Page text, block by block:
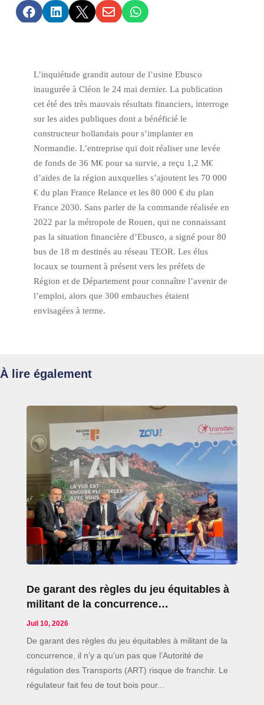
    
L’inquiétude grandit autour de l’usine Ebusco
inaugurée à Cléon le 24 mai dernier. La publication
cet été des très mauvais résultats financiers, interroge
sur les aides publiques dont a bénéficié le
constructeur hollandais pour s’implanter en
Normandie. L’entreprise qui doit réaliser une levée
de fonds de 36 M€ pour sa survie, a reçu 1,2 M€
d’aides de la région auxquelles s’ajoutent les 70 000
€ du plan France Relance et les 80 000 € du plan
France 2030. Sans parler de la commande réalisée en
2022 par la métropole de Rouen, qui ne connaissant
pas la situation financière d’Ebusco, a signé pour 80
bus de 18 m destinés au réseau TEOR. Les élus
locaux se tournent à présent vers les préfets de
Région et de Département pour connaître l’avenir de
l’emploi, alors que 300 embauches étaient
envisagées à terme.
À lire également
De garant des règles du jeu équitables à
militant de la concurrence…
Juil 10, 2026
De garant des règles du jeu équitables à militant de la
concurrence, il n’y a qu’un pas que l’Autorité de
régulation des Transports (ART) risque de franchir. Le
régulateur fait feu de tout bois pour...